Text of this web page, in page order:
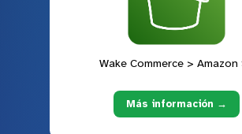
Wake Commerce > Amazon
Más información →